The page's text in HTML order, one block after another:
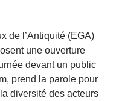
de l’Antiquité (EGA)
une ouverture
devant un public
prend la parole pour
diversité des acteurs